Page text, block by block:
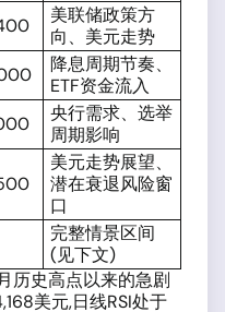
美联储政策方
向、美元走势
降息周期节奏、
ETF资金流入
央行需求、选举
周期影响
美元走势展望、
潜在衰退风险窗
口
完整情景区间
(见下文)
历史高点以来的急剧
美元,日线RSI处于